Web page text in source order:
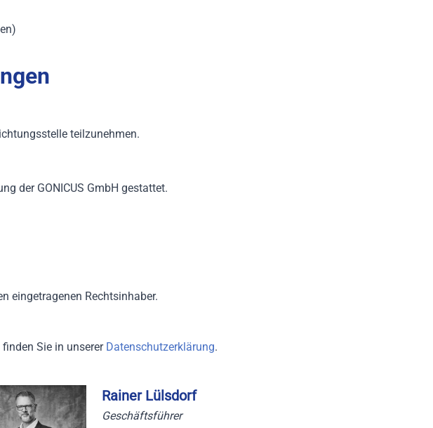
teilzunehmen.
der GONICUS GmbH gestattet.
eingetragenen Rechtsinhaber.
Sie in unserer Datenschutzerklärung.
Rainer Lülsdorf
Geschäftsführer